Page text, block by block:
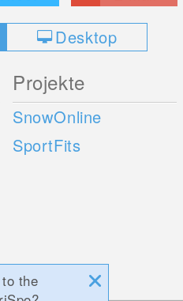
Desktop
Projekte
SnowOnline
SportFits
the